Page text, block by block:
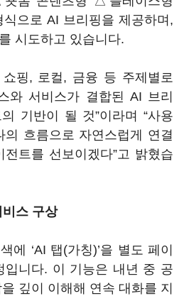
으로 AI 브리핑을 제공하며,
시도하고 있습니다.
핑, 로컬, 금융 등 주제별로
와 서비스가 결합된 AI 브리
기반이 될 것”이라며 “사용
흐름으로 자연스럽게 연결
트를 선보이겠다”고 밝혔습
비스 구상
에 ‘AI 탭(가칭)’을 별도 페이
입니다. 이 기능은 내년 중 공
깊이 이해해 연속 대화를 지